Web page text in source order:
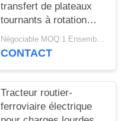
transfert de plateaux
tournants à rotation
flexible professionnels Négociable MOQ:1 Ensemble/sets
CONTACT
Tracteur routier-
ferroviaire électrique